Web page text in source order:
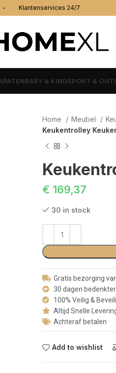
Klantenservices 24/7
BABY & KINDSPORT &
Home Meubel
Keukentrolley
€ 169,37
30 in stock
Gratis bezorging
30 dagen
100% Veilig &
Altijd Snelle
Achteraf betalen
Add to wishlist